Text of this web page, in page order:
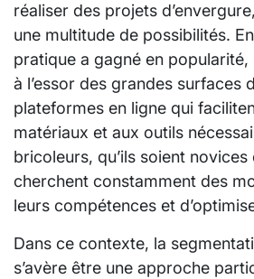
réaliser des projets
une multitude de possibilités.
pratique a gagné en
à l’essor des grandes surfaces
plateformes en ligne qui
matériaux et aux outils
bricoleurs, qu’ils soient
cherchent constamment des
leurs compétences et
Dans ce contexte, la
s’avère être une approche